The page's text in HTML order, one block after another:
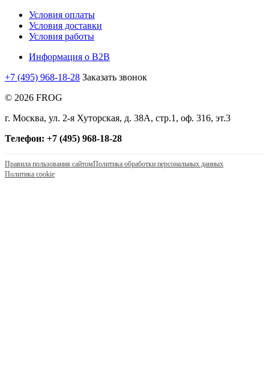
Условия оплаты
Условия доставки
Условия работы
Информация о B2B
+7 (495) 968-18-28 Заказать звонок
© 2026 FROG
г. Москва, ул. 2-я Хуторская, д. 38А, стр.1, оф. 316, эт.3
Телефон: +7 (495) 968-18-28
Правила пользования сайтомПолитика обработки персональных данных
Политика cookie